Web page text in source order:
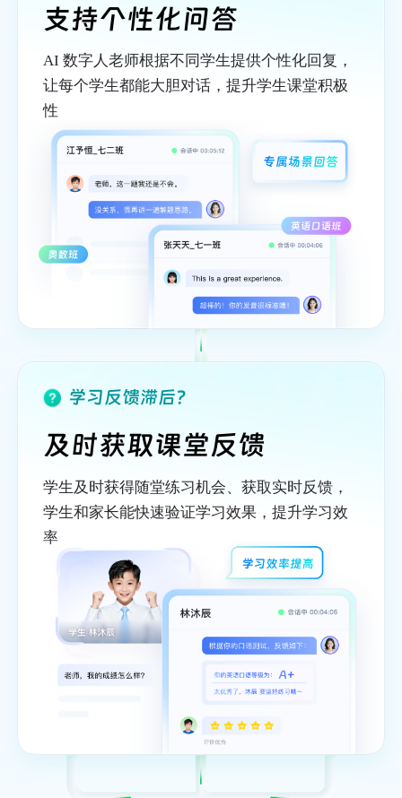
支持个性化问答
AI 数字人老师根据不同学生提供个性化回复，
让每个学生都能大胆对话，提升学生课堂积极
性
学习反馈滞后？
及时获取课堂反馈
学生及时获得随堂练习机会、获取实时反馈，
学生和家长能快速验证学习效果，提升学习效
率